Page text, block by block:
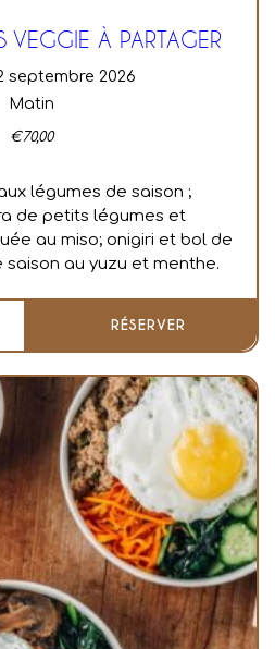
VEGGIE À PARTAGER
septembre 2026
Matin
€70,00
légumes de saison ;
de petits légumes et
au miso; onigiri et bol de
au yuzu et menthe.
RÉSERVER